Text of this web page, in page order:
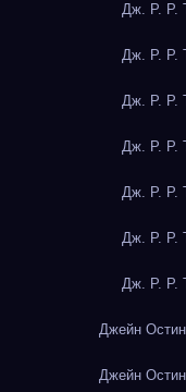
Дж. Р. Р.
Дж. Р. Р.
Дж. Р. Р.
Дж. Р. Р.
Дж. Р. Р.
Дж. Р. Р.
Дж. Р. Р.
Джейн
Джейн